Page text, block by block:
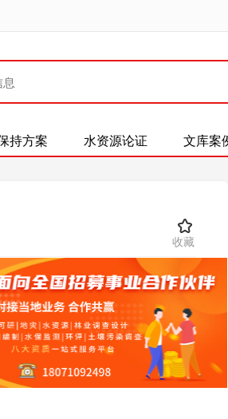
持方案 水资源论证 文库案
收藏